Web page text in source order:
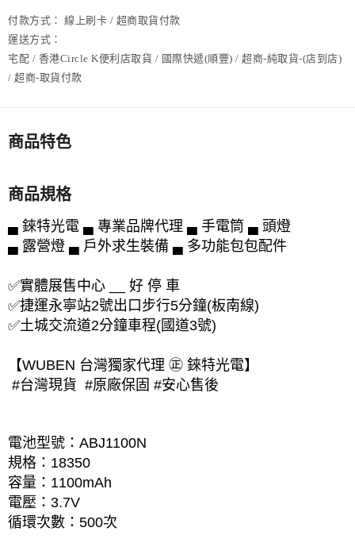
付款方式： 線上刷卡 / 超商取貨付款
運送方式：
宅配 / 香港Circle K便利店取貨 / 國際快遞(順豐) / 超商-純取貨-(店到店)
/ 超商-取貨付款
商品特色
商品規格
▄ 錸特光電 ▄ 專業品牌代理 ▄ 手電筒 ▄ 頭燈
▄ 露營燈 ▄ 戶外求生裝備 ▄ 多功能包包配件
✅實體展售中心 __ 好 停 車
✅捷運永寧站2號出口步行5分鐘(板南線)
✅土城交流道2分鐘車程(國道3號)
【WUBEN 台灣獨家代理 ㊣ 錸特光電】
#台灣現貨 #原廠保固 #安心售後
電池型號：ABJ1100N
規格：18350
容量：1100mAh
電壓：3.7V
循環次數：500次